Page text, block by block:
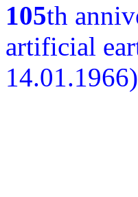
105th
artificial
14.01.1966)